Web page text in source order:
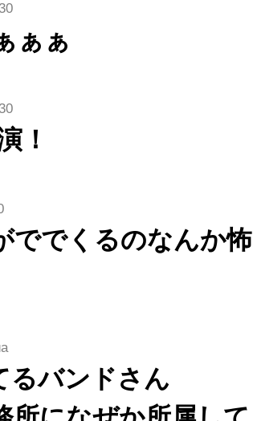
ぁぁ
！
ででくるのなんか怖
るバンドさん